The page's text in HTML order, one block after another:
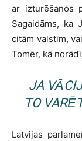
ar izturēšanos
Sagaidāms, ka
citām valstīm,
Tomēr, kā
JA
TO
Latvijas